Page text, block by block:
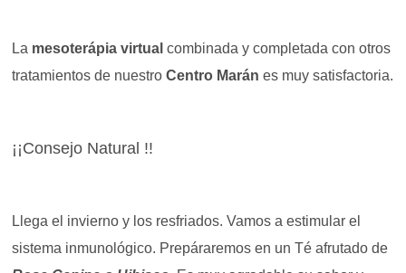
La mesoterápia virtualcombinada y completada con otros
tratamientos de nuestroCentro Marán es muy satisfactoria.
¡¡Consejo Natural !!
Llega el invierno y los resfriados. Vamos a estimular el
sistema inmunológico. Prepáraremos en un Té afrutado de